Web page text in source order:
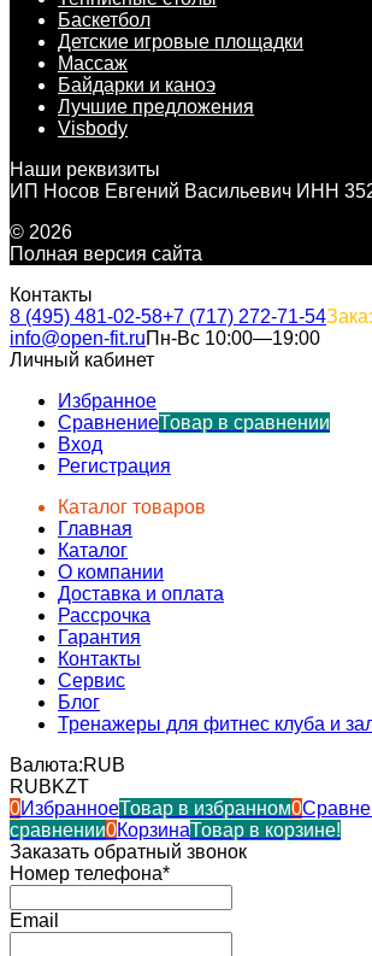
Баскетбол
Детские игровые площадки
Массаж
Байдарки и каноэ
Лучшие предложения
Visbody
Наши реквизиты
ИП Носов Евгений Васильевич ИНН
© 2026
Полная версия сайта
Контакты
8 (495) 481-02-58+7 (717) 272-71-54
info@open-fit.ruПн-Вс 10:00—19:00
Личный кабинет
Избранное
СравнениеТовар в сравнении
Вход
Регистрация
Каталог товаров
Главная
Каталог
О компании
Доставка и оплата
Рассрочка
Гарантия
Контакты
Сервис
Блог
Тренажеры для фитнес клуба и
Валюта:RUB
RUBKZT
0ИзбранноеТовар в избранном0
сравнении0КорзинаТовар в корзине!
Заказать обратный звонок
Номер телефона*
Email